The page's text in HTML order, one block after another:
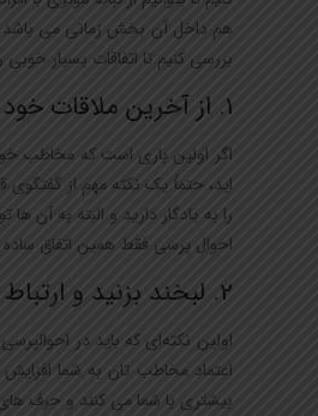
بررسی کنیم تا اتفاقات بسیار خوبی
1. از آخرین ملاقات خود با فرد چیزی بگویید
اگر اولین باری است که مخاطب خود
اید، حتماً یک نکته مهم از
را به یادگار دارید و البته به آن
احوال پرسی فقط همین اتفاق
2. لبخند بزنید و ارتباط چشمی خوبی با دیگران برقرار کنید
اولین نکته‌ای که باید در
اعتماد مخاطب تان به شما
بیشتری با شما می کنند و حرف